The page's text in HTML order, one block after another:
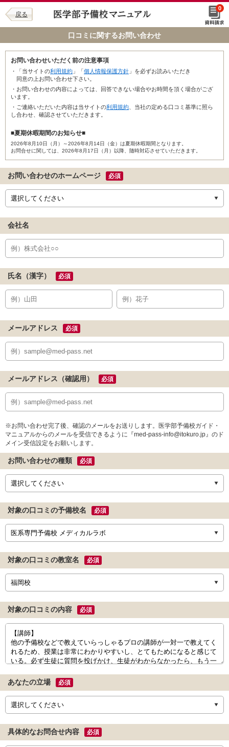
戻る
0
口コミに関するお問い合わせ
お問い合わせいただく前の注意事項
・「当サイトの利用規約 」「個人情報保護方針 」を必ずお読みいただき
同意の上お問い合わせ下さい。
・お問い合わせの内容によっては、回答できない場合やお時間を頂く場合がござ
います。
・ご連絡いただいた内容は当サイトの利用規約 、当社の定める口コミ基準に照ら
し合わせ、確認させていただきます。
■夏期休暇期間のお知らせ■
2026年8月10日（月）～2026年8月14日（金）は夏期休暇期間となります。
お問合せに関しては、2026年8月17日（月）以降、随時対応させていただきます。
お問い合わせのホームページ 必須
会社名
氏名（漢字） 必須
メールアドレス 必須
メールアドレス（確認用） 必須
※お問い合わせ完了後、確認のメールをお送りします。医学部予備校ガイド・
マニュアルからのメールを受信できるように『med-pass-info@itokuro.jp』のド
メイン受信設定をお願いします。
お問い合わせの種類 必須
対象の口コミの予備校名 必須
対象の口コミの教室名 必須
対象の口コミの内容 必須
あなたの立場 必須
具体的なお問合せ内容 必須